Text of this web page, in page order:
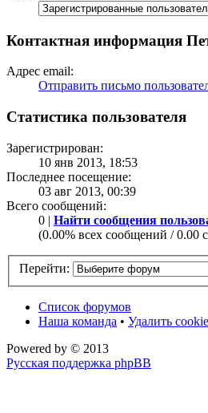
Контактная информация
Адрес email:
Отправить письмо
Статистика пользователя
Зарегистрирован:
10 янв 2013, 18:53
Последнее посещение:
03 авг 2013, 00:39
Всего сообщений:
0 | Найти сообщения
(0.00% всех сообщений / 0.00
Перейти:
Список форумов
Наша команда • Удалить
Powered by © 2013
Русская поддержка phpBB